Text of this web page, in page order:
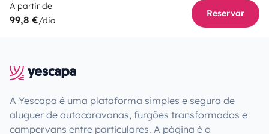
A partir de
99,8 €/dia
Reservar
A Yescapa é uma plataforma simples e segura de
aluguer de autocaravanas, furgões transformados e
campervans entre particulares. A página é o